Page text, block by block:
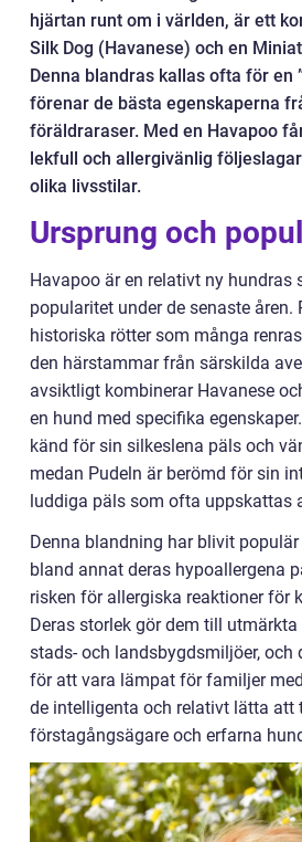
hjärtan runt om i världen, är ett
Silk Dog (Havanese) och en
Denna blandras kallas ofta för en
förenar de bästa egenskaperna
föräldraraser. Med en Havapoo
lekfull och allergivänlig
olika livsstilar.
Ursprung och
Havapoo är en relativt ny hundras
popularitet under de senaste åren.
historiska rötter som många
den härstammar från särskilda
avsiktligt kombinerar Havanese
en hund med specifika
känd för sin silkeslena päls och
medan Pudeln är berömd för sin
luddiga päls som ofta uppskattas
Denna blandning har blivit
bland annat deras hypoallergena
risken för allergiska reaktioner för
Deras storlek gör dem till
stads- och landsbygdsmiljöer, och
för att vara lämpat för familjer
de intelligenta och relativt lätta att
förstagångsägare och erfarna